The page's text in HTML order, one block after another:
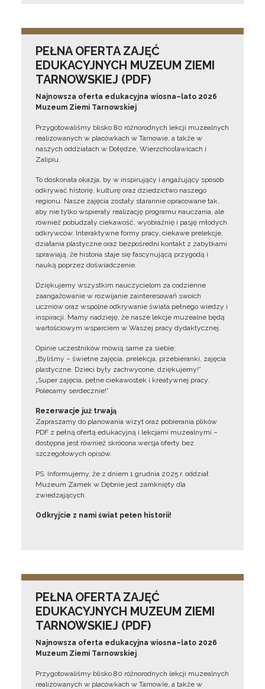
PEŁNA OFERTA ZAJĘĆ
EDUKACYJNYCH MUZEUM ZIEMI
TARNOWSKIEJ (PDF)
Najnowsza oferta edukacyjna wiosna–lato 2026
Muzeum Ziemi Tarnowskiej
Przygotowaliśmy blisko 80 różnorodnych lekcji muzealnych
realizowanych w placówkach w Tarnowie, a także w
naszych oddziałach w Dołędze, Wierzchosławicach i
Zalipiu.
To doskonała okazja, by w inspirujący i angażujący sposób
odkrywać historię, kulturę oraz dziedzictwo naszego
regionu. Nasze zajęcia zostały starannie opracowane tak,
aby nie tylko wspierały realizację programu nauczania, ale
również pobudzały ciekawość, wyobraźnię i pasję młodych
odkrywców. Interaktywne formy pracy, ciekawe prelekcje,
działania plastyczne oraz bezpośredni kontakt z zabytkami
sprawiają, że historia staje się fascynującą przygodą i
nauką poprzez doświadczenie.
Dziękujemy wszystkim nauczycielom za codzienne
zaangażowanie w rozwijanie zainteresowań swoich
uczniów oraz wspólne odkrywanie świata pełnego wiedzy i
inspiracji. Mamy nadzieję, że nasze lekcje muzealne będą
wartościowym wsparciem w Waszej pracy dydaktycznej.
Opinie uczestników mówią same za siebie:
„Byliśmy – świetne zajęcia, prelekcja, przebieranki, zajęcia
plastyczne. Dzieci były zachwycone, dziękujemy!”
„Super zajęcia, pełne ciekawostek i kreatywnej pracy.
Polecamy serdecznie!”
Rezerwacje już trwają
Zapraszamy do planowania wizyt oraz pobierania plików
PDF z pełną ofertą edukacyjną i lekcjami muzealnymi –
dostępna jest również skrócona wersja oferty bez
szczegółowych opisów.
PS. Informujemy, że z dniem 1 grudnia 2025 r. oddział
Muzeum Zamek w Dębnie jest zamknięty dla
zwiedzających.
Odkryjcie z nami świat pełen historii!
PEŁNA OFERTA ZAJĘĆ
EDUKACYJNYCH MUZEUM ZIEMI
TARNOWSKIEJ (PDF)
Najnowsza oferta edukacyjna wiosna–lato 2026
Muzeum Ziemi Tarnowskiej
Przygotowaliśmy blisko 80 różnorodnych lekcji muzealnych
realizowanych w placówkach w Tarnowie, a także w